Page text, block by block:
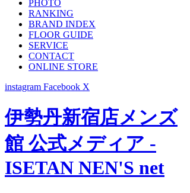
PHOTO
RANKING
BRAND INDEX
FLOOR GUIDE
SERVICE
CONTACT
ONLINE STORE
instagram Facebook X
伊勢丹新宿店メンズ
館 公式メディア -
ISETAN NEN'S net